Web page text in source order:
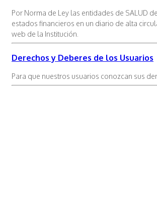
Por Norma de Ley las entidades de SALUD
estados financieros en un diario de alta
web de la Institución.
Derechos y Deberes de los Usuarios
Para que nuestros usuarios conozcan sus